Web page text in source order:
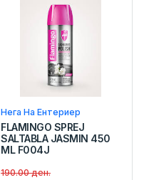
Нега На Ентериер
FLAMINGO SPREJ
SALTABLA JASMIN 450
ML F004J
190.00 ден.